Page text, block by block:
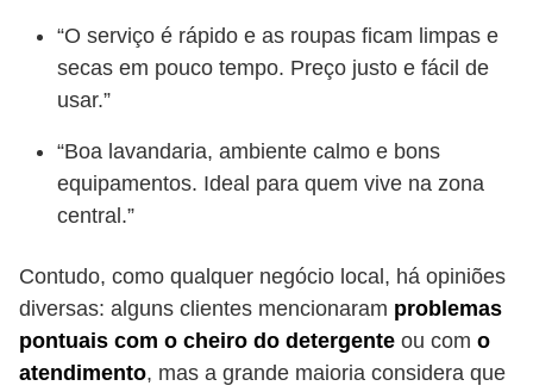
“O serviço é rápido e as roupas ficam limpas e
secas em pouco tempo. Preço justo e fácil de
usar.”
“Boa lavandaria, ambiente calmo e bons
equipamentos. Ideal para quem vive na zona
central.”
Contudo, como qualquer negócio local, há opiniões
diversas: alguns clientes mencionaram problemas
pontuais com o cheiro do detergente ou com o
atendimento, mas a grande maioria considera que